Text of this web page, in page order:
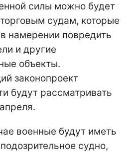
силы можно будет
судам, которые
намерении повредить
и другие
объекты.
законопроект
будут рассматривать
военные будут иметь
судно,